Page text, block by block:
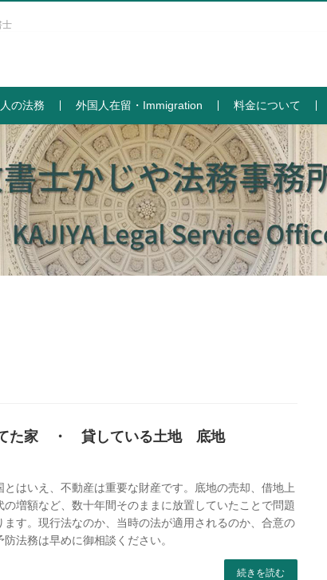
士
の法務 外国人在留・Immigration 料金について
た家 ・ 貸している土地 底地
とはいえ、不動産は重要な財産です。底地の売却、借地上
の増額など、数十年間そのままに放置していたことで問題
ます。現行法なのか、当時の法が適用されるのか、合意の
防法務は早めに御相談ください。
続きを読む